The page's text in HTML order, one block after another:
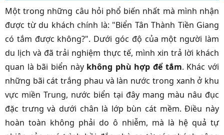
Một trong những câu hỏi phổ biến nhất mà mình nhận
được từ du khách chính là: "Biển Tân Thành Tiền Giang
có tắm được không?". Dưới góc độ của một người làm
du lịch và đã trải nghiệm thực tế, mình xin trả lời khách
quan là bãi biển này không phù hợp để tắm. Khác với
những bãi cát trắng phau và làn nước trong xanh ở khu
vực miền Trung, nước biển tại đây mang màu nâu đục
đặc trưng và dưới chân là lớp bùn cát mềm. Điều này
hoàn toàn không phải do ô nhiễm, mà là hệ quả tự